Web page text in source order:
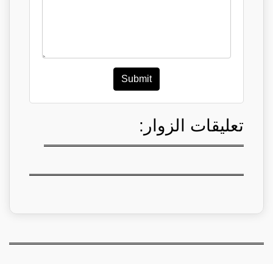
Submit
تعليقات الزوار: